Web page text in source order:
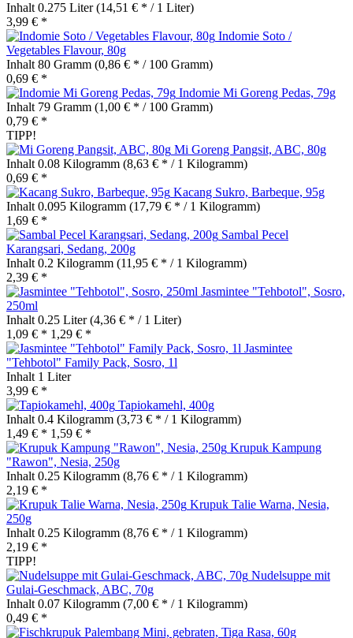
Inhalt 0.275 Liter(14,51 € * / 1 Liter)
3,99 € *
Indomie Soto /
Vegetables Flavour, 80g
Inhalt 80 Gramm (0,86 € * / 100 Gramm)
0,69 € *
Indomie Mi Goreng Pedas, 79g
Inhalt 79 Gramm (1,00 € * / 100 Gramm)
0,79 € *
TIPP!
Mi Goreng Pangsit, ABC, 80g
Inhalt 0.08 Kilogramm (8,63 € * / 1 Kilogramm)
0,69 € *
Kacang Sukro, Barbeque, 95g
Inhalt 0.095 Kilogramm (17,79 € * / 1 Kilogramm)
1,69 € *
Sambal Pecel
Karangsari, Sedang, 200g
Inhalt 0.2 Kilogramm (11,95 € * / 1 Kilogramm)
2,39 € *
Jasmintee "Tehbotol", Sosro,
250ml
Inhalt 0.25 Liter(4,36 € * / 1 Liter)
1,09 € * 1,29 € *
Jasmintee
"Tehbotol" Family Pack, Sosro, 1l
Inhalt 1 Liter
3,99 € *
Tapiokamehl, 400g
Inhalt 0.4 Kilogramm (3,73 € * / 1 Kilogramm)
1,49 € * 1,59 € *
Krupuk Kampung
"Rawon", Nesia, 250g
Inhalt 0.25 Kilogramm (8,76 € * / 1 Kilogramm)
2,19 € *
Krupuk Talie Warna, Nesia,
250g
Inhalt 0.25 Kilogramm (8,76 € * / 1 Kilogramm)
2,19 € *
TIPP!
Nudelsuppe mit
Gulai-Geschmack, ABC, 70g
Inhalt 0.07 Kilogramm (7,00 € * / 1 Kilogramm)
0,49 € *